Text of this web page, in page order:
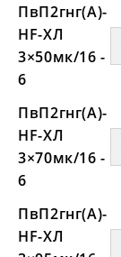
ПвП2гнг(А)-
HF-ХЛ
3×50мк/16 -
6
ПвП2гнг(А)-
HF-ХЛ
3×70мк/16 -
6
ПвП2гнг(А)-
HF-ХЛ